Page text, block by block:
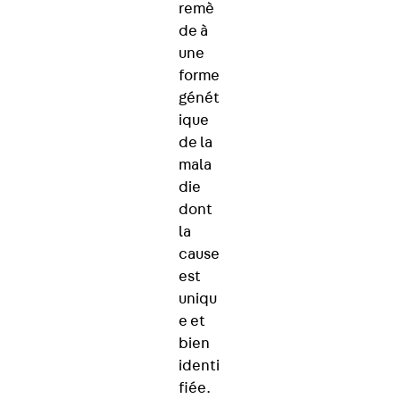
remè
de à
une
forme
génét
ique
de la
mala
die
dont
la
cause
est
uniqu
e et
bien
identi
fiée.